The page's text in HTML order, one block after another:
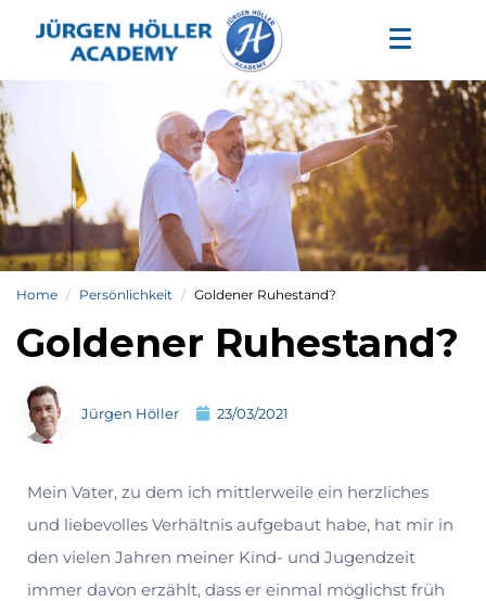
Home Persönlichkeit Goldener Ruhestand?
Goldener Ruhestand?
Jürgen Höller 23/03/2021
Mein Vater, zu dem ich mittlerweile ein herzliches
und liebevolles Verhältnis aufge­baut habe, hat mir in
den vielen Jahren meiner Kind- und Jugendzeit
immer davon erzählt, dass er einmal möglichst früh